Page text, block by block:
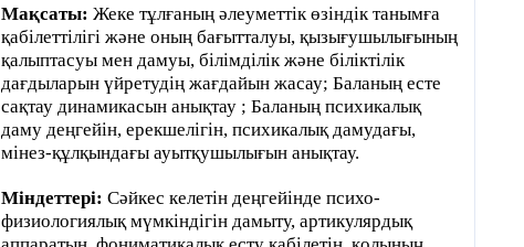
Мұғалім: Құрметті оқушылар,
тарихымыз,мақтанышымыз және шет елмен
байланысымыз мен мүмкінішілітеріміз жайлы
сөз қозғадық. Ендеше басты сұрақ осы дамып,
көркейген мемлекетімізүшін біз не істей
түсіріп жауап беріпкөрейік. Сіздерге 3 минут
уақыт беріледі.
Мақсаты: Жеке тұлғаның әлеуметтік өзіндік танымға
қабілеттілігі және оның бағытталуы, қызығушылығының
қалыптасуы мен дамуы, білімділік және біліктілік
дағдыларын үйретудің жағдайын жасау; Баланың есте
сақтау динамикасын анықтау ; Баланың психикалық
даму деңгейін, ерекшелігін, психикалық дамудағы,
мінез-құлқындағы ауытқушылығын анықтау.
Міндеттері: Сәйкес келетін деңгейінде психо-
физиологиялық мүмкіндігін дамыту, артикулярдық